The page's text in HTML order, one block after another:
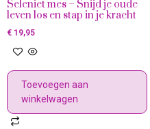
Seleniet mes – Snijd je oude
leven los en stap in je kracht
€ 19,95
Toevoegen aan
winkelwagen